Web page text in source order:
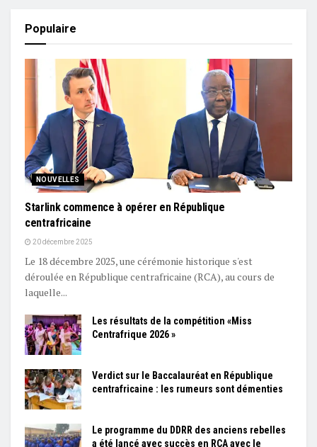
Populaire
NOUVELLES
Starlink commence à opérer en République
centrafricaine
20 décembre 2025
Le 18 décembre 2025, une cérémonie historique s'est
déroulée en République centrafricaine (RCA), au cours de
laquelle...
Les résultats de la compétition «Miss
Centrafrique 2026 »
Verdict sur le Baccalauréat en République
centrafricaine : les rumeurs sont démenties
Le programme du DDRR des anciens rebelles
a été lancé avec succès en RCA avec le